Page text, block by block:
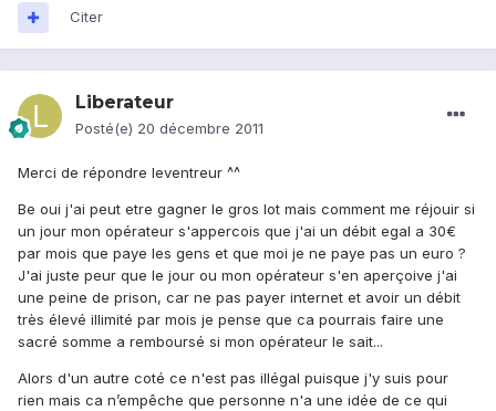
Citer
Liberateur
Posté(e) 20 décembre 2011
Merci de répondre leventreur ^^
Be oui j'ai peut etre gagner le gros lot mais comment me réjouir si
un jour mon opérateur s'appercois que j'ai un débit egal a 30€
par mois que paye les gens et que moi je ne paye pas un euro ?
J'ai juste peur que le jour ou mon opérateur s'en aperçoive j'ai
une peine de prison, car ne pas payer internet et avoir un débit
très élevé illimité par mois je pense que ca pourrais faire une
sacré somme a remboursé si mon opérateur le sait...
Alors d'un autre coté ce n'est pas illégal puisque j'y suis pour
rien mais ca n’empêche que personne n'a une idée de ce qui